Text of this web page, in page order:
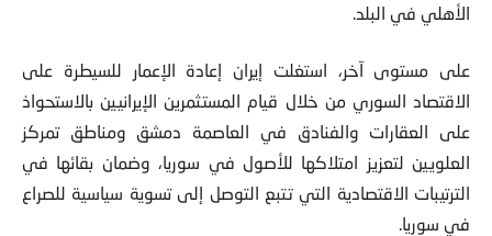
الأهلي في البلد.
على مستوى آخر، استغلت إیران إعادة الإعمار للسیطرة على
الاقتصاد السوري من خلال قیام المستثمرین الإیرانیین بالاستحواذ
على العقارات والفنادق في العاصمة دمشق ومناطق تمركز
العلویین لتعزیز امتلاكها للأصول في سوریا، وضمان بقائها في
الترتیبات الاقتصادیة التي تتبع التوصل إلى تسویة سیاسیة للصراع
في سوریا.